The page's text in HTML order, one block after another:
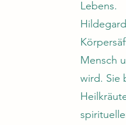
Lebens.
Mensch
wird. Sie